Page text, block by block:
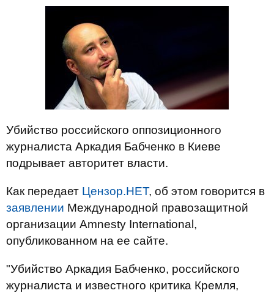
Убийство российского оппозиционного
журналиста Аркадия Бабченко в Киеве
подрывает авторитет власти.
Как передает Цензор.НЕТ, об этом говорится в
заявлении Международной правозащитной
организации Amnesty International,
опубликованном на ее сайте.
"Убийство Аркадия Бабченко, российского
журналиста и известного критика Кремля,